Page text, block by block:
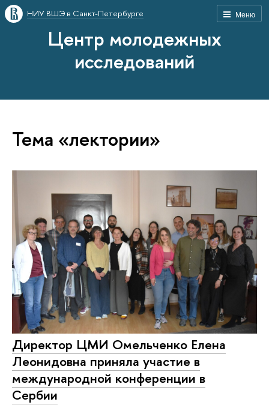
Меню
НИУ ВШЭ в Санкт-Петербурге
Центр молодежных
исследований
Тема «лектории»
Директор ЦМИ Омельченко Елена
Леонидовна приняла участие в
международной конференции в
Сербии